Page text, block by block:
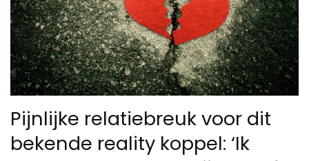
Pijnlijke relatiebreuk voor dit
bekende reality koppel: ‘Ik